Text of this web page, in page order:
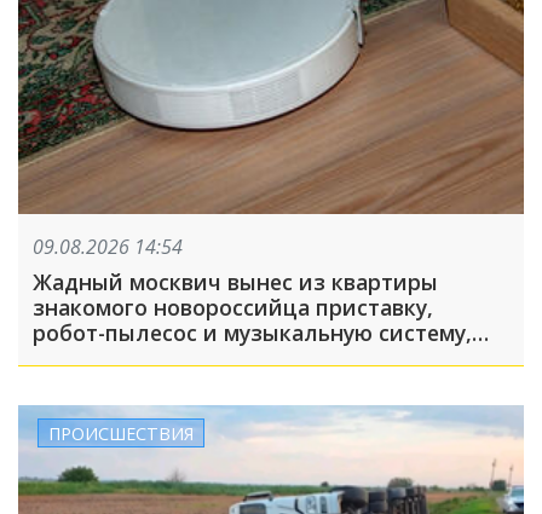
09.08.2026 14:54
Жадный москвич вынес из квартиры
знакомого новороссийца приставку,
робот-пылесос и музыкальную систему,
ПРОИСШЕСТВИЯ